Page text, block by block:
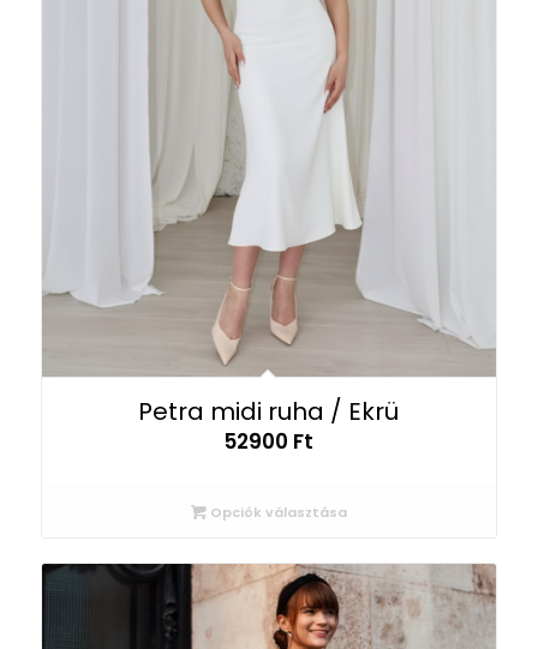
Petra midi ruha / Ekrü
52900 Ft
Opciók választása